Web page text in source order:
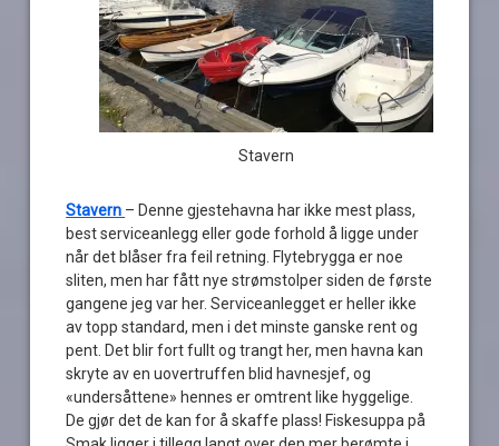
Stavern
Stavern – Denne gjestehavna har ikke mest plass,
best serviceanlegg eller gode forhold å ligge under
når det blåser fra feil retning. Flytebrygga er noe
sliten, men har fått nye strømstolper siden de første
gangene jeg var her. Serviceanlegget er heller ikke
av topp standard, men i det minste ganske rent og
pent. Det blir fort fullt og trangt her, men havna kan
skryte av en uovertruffen blid havnesjef, og
«undersåttene» hennes er omtrent like hyggelige.
De gjør det de kan for å skaffe plass! Fiskesuppa på